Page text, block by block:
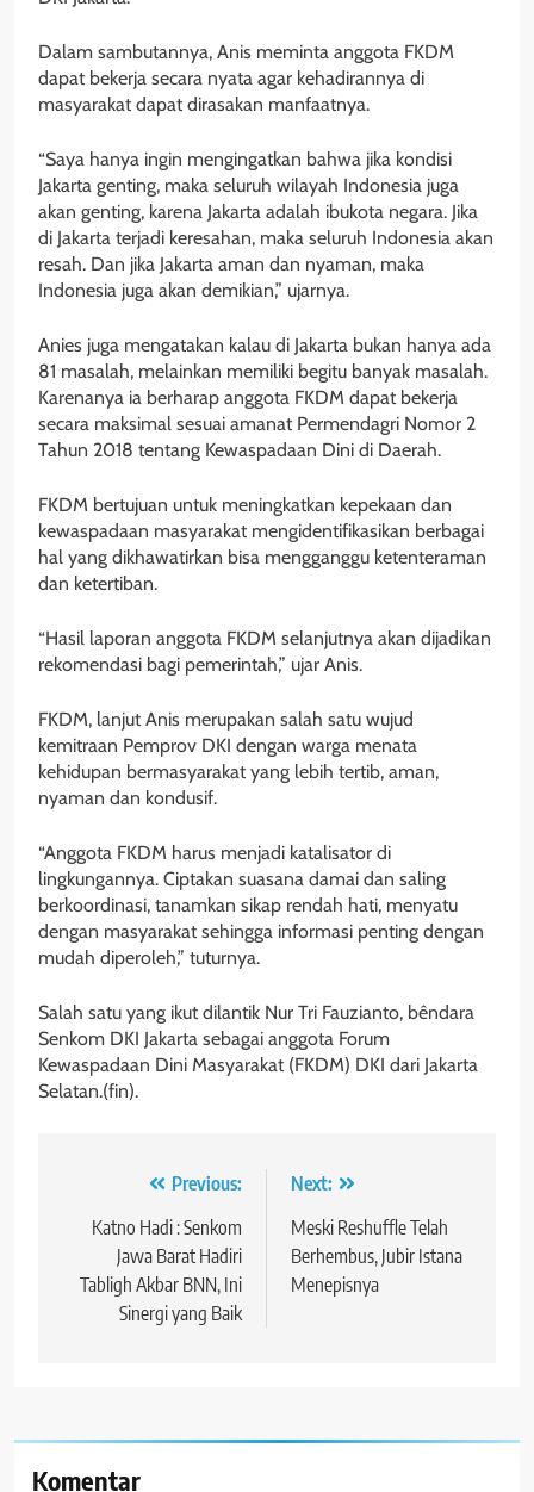
Dalam sambutannya, Anis meminta anggota FKDM
dapat bekerja secara nyata agar kehadirannya di
masyarakat dapat dirasakan manfaatnya.
“Saya hanya ingin mengingatkan bahwa jika kondisi
Jakarta genting, maka seluruh wilayah Indonesia juga
akan genting, karena Jakarta adalah ibukota negara. Jika
di Jakarta terjadi keresahan, maka seluruh Indonesia akan
resah. Dan jika Jakarta aman dan nyaman, maka
Indonesia juga akan demikian,” ujarnya.
Anies juga mengatakan kalau di Jakarta bukan hanya ada
81 masalah, melainkan memiliki begitu banyak masalah.
Karenanya ia berharap anggota FKDM dapat bekerja
secara maksimal sesuai amanat Permendagri Nomor 2
Tahun 2018 tentang Kewaspadaan Dini di Daerah.
FKDM bertujuan untuk meningkatkan kepekaan dan
kewaspadaan masyarakat mengidentifikasikan berbagai
hal yang dikhawatirkan bisa mengganggu ketenteraman
dan ketertiban.
“Hasil laporan anggota FKDM selanjutnya akan dijadikan
rekomendasi bagi pemerintah,” ujar Anis.
FKDM, lanjut Anis merupakan salah satu wujud
kemitraan Pemprov DKI dengan warga menata
kehidupan bermasyarakat yang lebih tertib, aman,
nyaman dan kondusif.
“Anggota FKDM harus menjadi katalisator di
lingkungannya. Ciptakan suasana damai dan saling
berkoordinasi, tanamkan sikap rendah hati, menyatu
dengan masyarakat sehingga informasi penting dengan
mudah diperoleh,” tuturnya.
Salah satu yang ikut dilantik Nur Tri Fauzianto, bêndara
Senkom DKI Jakarta sebagai anggota Forum
Kewaspadaan Dini Masyarakat (FKDM) DKI dari Jakarta
Selatan.(fin).
Navigasi
pos
Previous:
Katno Hadi : Senkom
Jawa Barat Hadiri
Tabligh Akbar BNN, Ini
Sinergi yang Baik
Next:
Meski Reshuffle Telah
Berhembus, Jubir Istana
Menepisnya
Komentar